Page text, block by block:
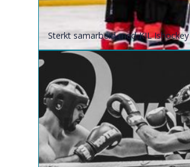
Sterkt samarbeid med KIL Ishockey